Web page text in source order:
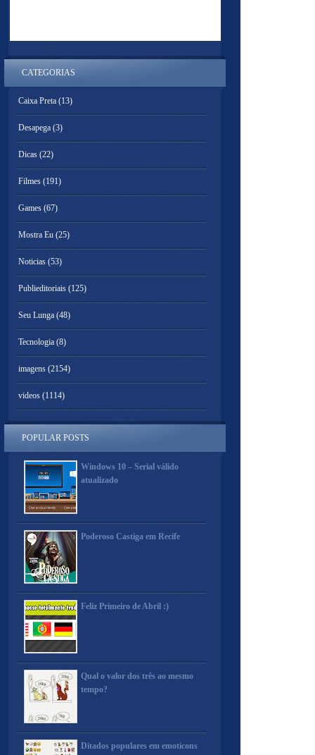
CATEGORIAS
Caixa Preta (13)
Desapega (3)
Dicas (22)
Filmes (191)
Games (67)
Mostra Eu (25)
Noticias (53)
Publieditoriais (125)
Seu Lunga (48)
Tecnologia (8)
imagens (2154)
videos (1114)
POPULAR POSTS
Windows 10 – Serial válido
atualizado
Poderoso Castiga em Recife
Feliz Primeiro de Abril :)
Qual o valor dos três ao mesmo
tempo?
Ditados populares em emoticons